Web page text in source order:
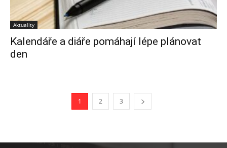
Aktuality
Kalendáře a diáře pomáhají lépe plánovat
den
1 2 3